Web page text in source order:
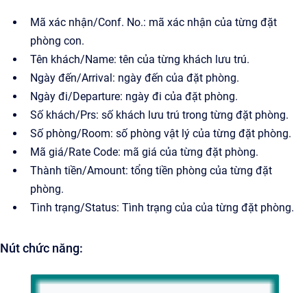
Mã xác nhận/Conf. No.: mã xác nhận của từng đặt
phòng con.
Tên khách/Name: tên của từng khách lưu trú.
Ngày đến/Arrival: ngày đến của đặt phòng.
Ngày đi/Departure: ngày đi của đặt phòng.
Số khách/Prs: số khách lưu trú trong từng đặt phòng.
Số phòng/Room: số phòng vật lý của từng đặt phòng.
Mã giá/Rate Code: mã giá của từng đặt phòng.
Thành tiền/Amount: tổng tiền phòng của từng đặt
phòng.
Tình trạng/Status: Tình trạng của của từng đặt phòng.
Nút chức năng: